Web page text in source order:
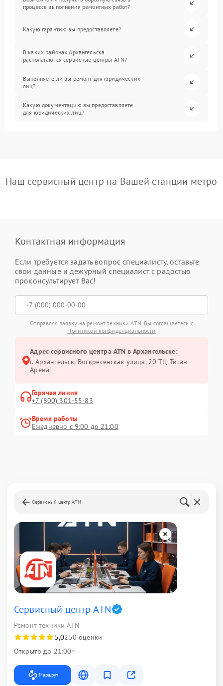
процессе выполнения ремонтных работ?
Какую гарантию вы предоставляете?
В каких районах Архангельска
располагаются сервисные центры ATN?
Выполняете ли вы ремонт для юридических
лиц?
Какую документацию вы предоставляете
для юридических лиц?
Наш сервисный центр на Вашей станции метро
Контактная информация
Если требуется задать вопрос специалисту, оставьте
свои данные и дежурный специалист с радостью
проконсультирует Вас!
Отправляя заявку на ремонт техники ATN, Вы соглашаетесь с
Политикой конфиденциальности
Адрес сервисного центра ATN в Архангельске:
г. Архангельск, Воскресенская улица, 20 ТЦ Титан
Арена
Горячая линия
+7 (800) 301-55-83
Время работы
Ежедневно с 9:00 до 21:00
Сервисный центр ATN
Сервисный центр ATN
Ремонт техники ATN
5,0250 оценки
Открыто до 21:00
Маршрут